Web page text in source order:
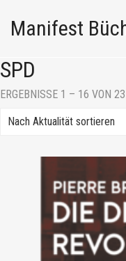
Manifest
SPD
ERGEBNISSE 1 – 16 VON
Nach Aktualität sortieren